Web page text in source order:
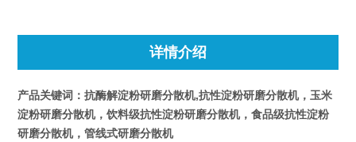
详情介绍
产品关键词：抗酶解淀粉研磨分散机,抗性淀粉研磨分散机，玉米
淀粉研磨分散机，饮料级抗性淀粉研磨分散机，食品级抗性淀粉
研磨分散机，管线式研磨分散机